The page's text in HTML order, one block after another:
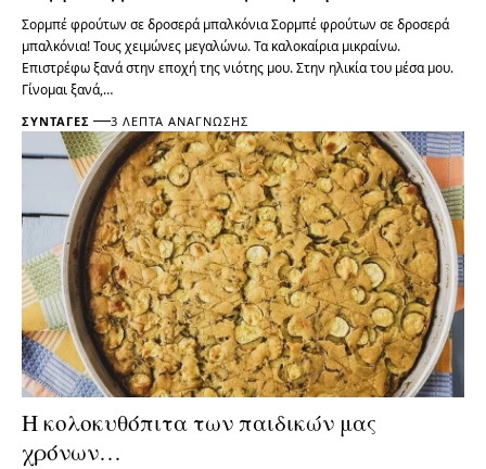
Σορμπέ φρούτων σε δροσερά μπαλκόνια Σορμπέ φρούτων σε δροσερά
μπαλκόνια! Τους χειμώνες μεγαλώνω. Τα καλοκαίρια μικραίνω.
Επιστρέφω ξανά στην εποχή της νιότης μου. Στην ηλικία του μέσα μου.
Γίνομαι ξανά,…
ΣΥΝΤΑΓΈΣ 3 ΛΕΠΤΆ ΑΝΆΓΝΩΣΗΣ
Η κολοκυθόπιτα των παιδικών μας
χρόνων…